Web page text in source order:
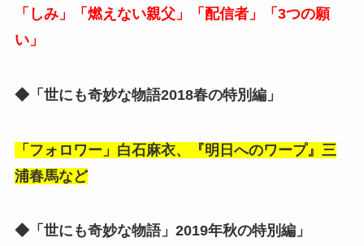
「しみ」「燃えない親父」「配信者」「3つの願
い」
◆「世にも奇妙な物語2018春の特別編」
「フォロワー」白石麻衣、『明日へのワープ』三
浦春馬など
◆「世にも奇妙な物語」2019年秋の特別編」